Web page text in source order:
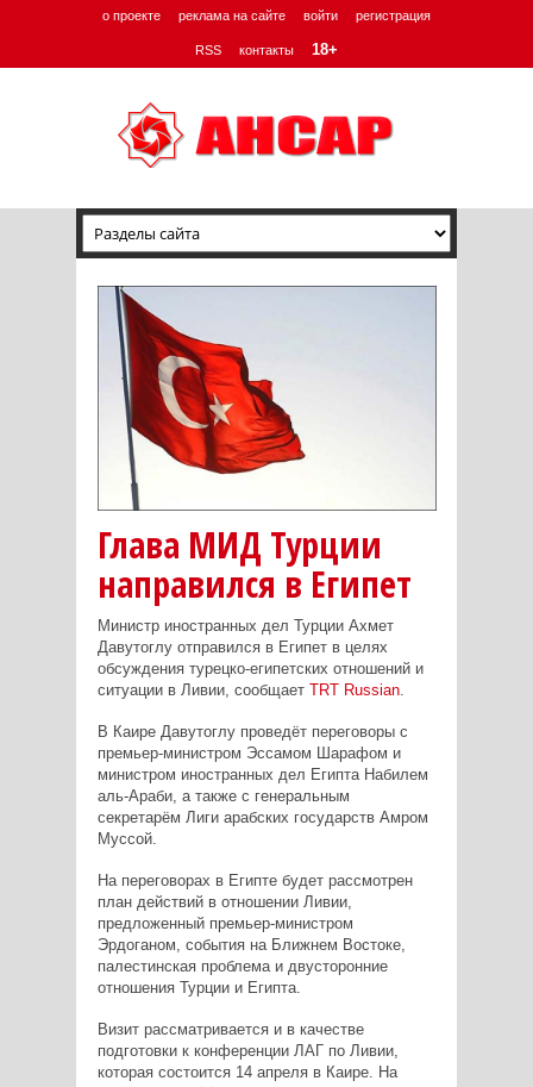
о проекте реклама на сайте войти регистрация
RSS контакты 18+
Глава МИД Турции
направился в Египет
Министр иностранных дел Турции Ахмет
Давутоглу отправился в Египет в целях
обсуждения турецко-египетских отношений и
ситуации в Ливии, сообщает TRT Russian.
В Каире Давутоглу проведёт переговоры с
премьер-министром Эссамом Шарафом и
министром иностранных дел Египта Набилем
аль-Араби, а также с генеральным
секретарём Лиги арабских государств Амром
Муссой.
На переговорах в Египте будет рассмотрен
план действий в отношении Ливии,
предложенный премьер-министром
Эрдоганом, события на Ближнем Востоке,
палестинская проблема и двусторонние
отношения Турции и Египта.
Визит рассматривается и в качестве
подготовки к конференции ЛАГ по Ливии,
которая состоится 14 апреля в Каире. На